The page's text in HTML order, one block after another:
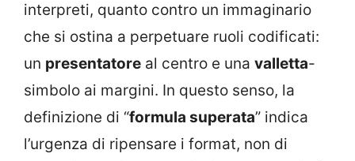
interpreti, quanto contro un immaginario
che si ostina a perpetuare ruoli codificati:
un presentatore al centro e una valletta-
simbolo ai margini. In questo senso, la
definizione di “formula superata” indica
l’urgenza di ripensare i format, non di